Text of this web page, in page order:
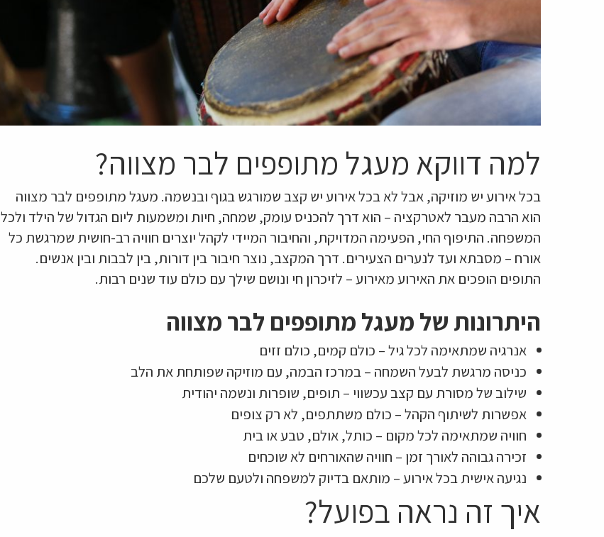
למה דווקא מעגל מתופפים לבר מצווה?
בכל אירוע יש מוזיקה, אבל לא בכל אירוע יש קצב שמורגש בגוף ובנשמה. מעגל מתופפים לבר מצווה
הוא הרבה מעבר לאטרקציה – הוא דרך להכניס עומק, שמחה, חיות ומשמעות ליום הגדול של הילד ולכל
המשפחה. התיפוף החי, הפעימה המדויקת, והחיבור המיידי לקהל יוצרים חוויה רב-חושית שמרגשת כל
אורח – מסבתא ועד לנערים הצעירים. דרך המקצב, נוצר חיבור בין דורות, בין לבבות ובין אנשים.
התופים הופכים את האירוע מאירוע – לזיכרון חי ונושם שילך עם כולם עוד שנים רבות.
היתרונות של מעגל מתופפים לבר מצווה
אנרגיה שמתאימה לכל גיל – כולם קמים, כולם זזים
כניסה מרגשת לבעל השמחה – במרכז הבמה, עם מוזיקה שפותחת את הלב
שילוב של מסורת עם קצב עכשווי – תופים, שופרות ונשמה יהודית
אפשרות לשיתוף הקהל – כולם משתתפים, לא רק צופים
חוויה שמתאימה לכל מקום – כותל, אולם, טבע או בית
זכירה גבוהה לאורך זמן – חוויה שהאורחים לא שוכחים
נגיעה אישית בכל אירוע – מותאם בדיוק למשפחה ולטעם שלכם
איך זה נראה בפועל?